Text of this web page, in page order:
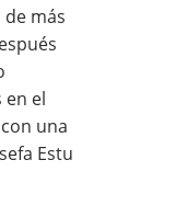
más
en el
una
Estu